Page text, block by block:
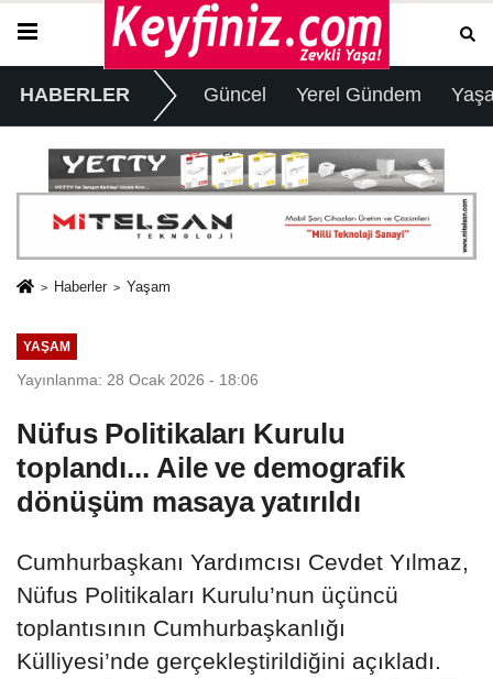
HABERLER Güncel Yerel Gündem
Haberler Yaşam
YAŞAM
Yayınlanma: 28 Ocak 2026 - 18:06
Nüfus Politikaları Kurulu
toplandı... Aile ve demografik
dönüşüm masaya yatırıldı
Cumhurbaşkanı Yardımcısı Cevdet Yılmaz,
Nüfus Politikaları Kurulu’nun üçüncü
toplantısının Cumhurbaşkanlığı
Külliyesi’nde gerçekleştirildiğini açıkladı.